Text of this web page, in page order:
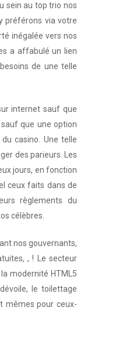
sein au top trio nos
préférons via votre
inégalée vers nos
a affabulé un lien
de une telle
internet sauf que
que une option
casino. Une telle
des parieurs. Les
jours, en fonction
ceux faits dans de
règlements du
célèbres.
nos gouvernants,
, ! Le secteur
modernité HTML5
le toilettage
mêmes pour ceux-